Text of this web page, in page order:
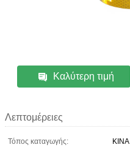
Καλύτερη τιμή
Λεπτομέρειες
Τόπος καταγωγής:
ΚΙΝΑ